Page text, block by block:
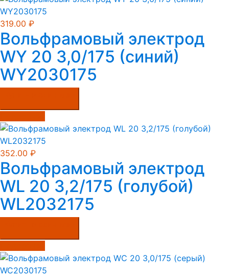
319.00 ₽
Вольфрамовый электрод
WY 20 3,0/175 (синий)
WY2030175
352.00 ₽
Вольфрамовый электрод
WL 20 3,2/175 (голубой)
WL2032175